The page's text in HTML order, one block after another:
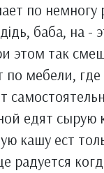
по
баба, на -
этом так
по мебели, где
едят сырую
кашу ест
радуется